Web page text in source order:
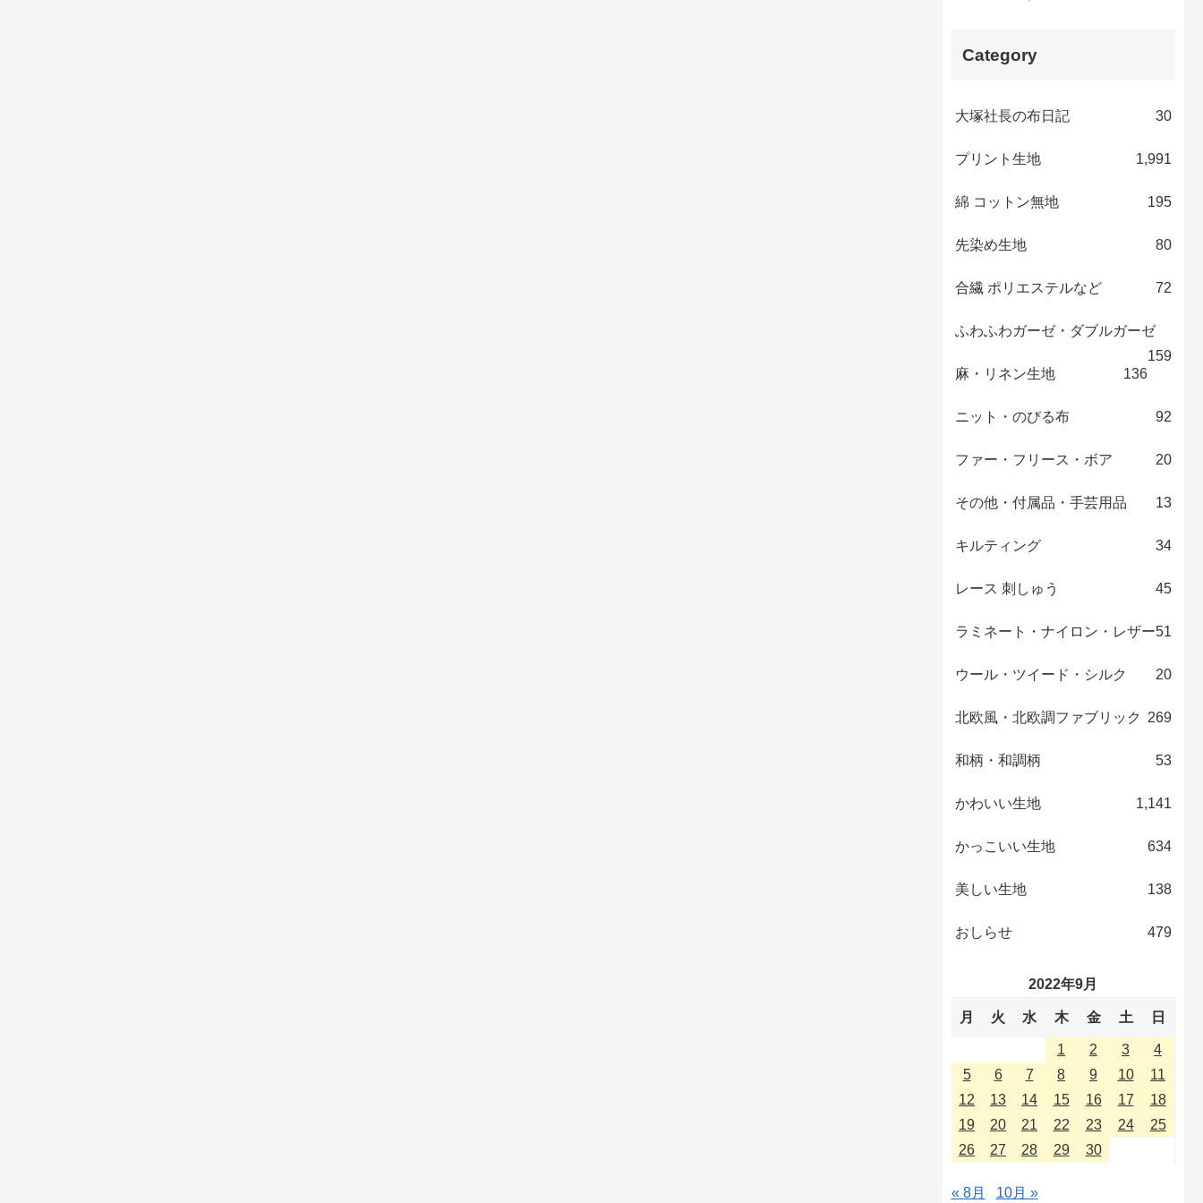
Category
大塚社長の布日記 30
プリント生地 1,991
綿 コットン無地 195
先染め生地 80
合繊 ポリエステルなど 72
ふわふわガーゼ・ダブルガーゼ
159
麻・リネン生地
136
ニット・のびる布 92
ファー・フリース・ボア 20
その他・付属品・手芸用品 13
キルティング 34
レース 刺しゅう 45
ラミネート・ナイロン・レザー51
ウール・ツイード・シルク 20
北欧風・北欧調ファブリック 269
和柄・和調柄 53
かわいい生地 1,141
かっこいい生地 634
美しい生地 138
おしらせ 479
2022年9月
月 火 水 木 金 土 日
1 2 3
4
5
6 7 8 9 10
11
12
13 14 15 16 17
18
19
20 21 22 23 24
25
26
27 28 29 30
« 8月 10月 »